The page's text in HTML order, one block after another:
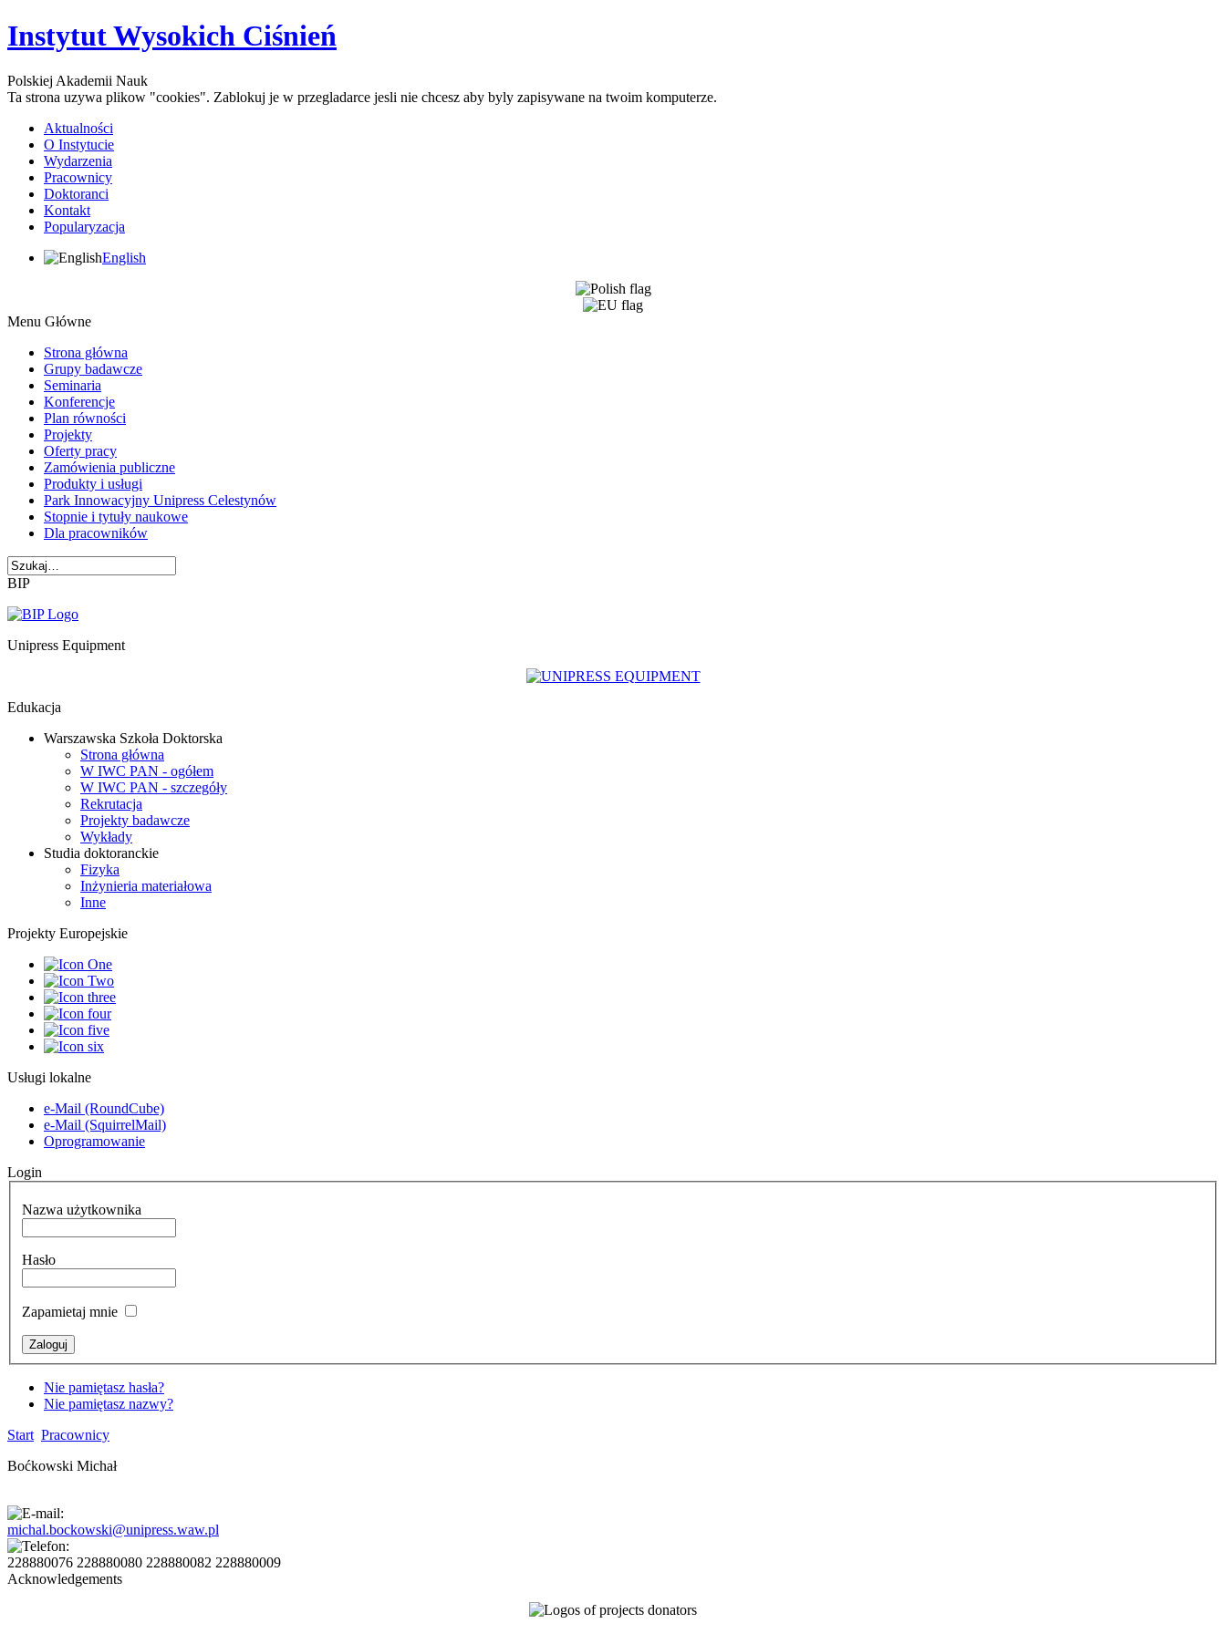
Instytut Wysokich Ciśnień
Polskiej Akademii Nauk
Ta strona uzywa plikow "cookies". Zablokuj je w przegladarce jesli nie chcesz aby byly zapisywane na twoim komputerze.
Aktualności
O Instytucie
Wydarzenia
Pracownicy
Doktoranci
Kontakt
Popularyzacja
English
Menu Główne
Strona główna
Grupy badawcze
Seminaria
Konferencje
Plan równości
Projekty
Oferty pracy
Zamówienia publiczne
Produkty i usługi
Park Innowacyjny Unipress Celestynów
Stopnie i tytuły naukowe
Dla pracowników
BIP
Unipress Equipment
Edukacja
Warszawska Szkoła Doktorska
Strona główna
W IWC PAN - ogółem
W IWC PAN - szczegóły
Rekrutacja
Projekty badawcze
Wykłady
Studia doktoranckie
Fizyka
Inżynieria materiałowa
Inne
Projekty Europejskie
Usługi lokalne
e-Mail (RoundCube)
e-Mail (SquirrelMail)
Oprogramowanie
Login
Nazwa użytkownika
Hasło
Zapamietaj mnie
Nie pamiętasz hasła?
Nie pamiętasz nazwy?
Start Pracownicy
Boćkowski Michał
michal.bockowski@unipress.waw.pl
228880076 228880080 228880082 228880009
Acknowledgements